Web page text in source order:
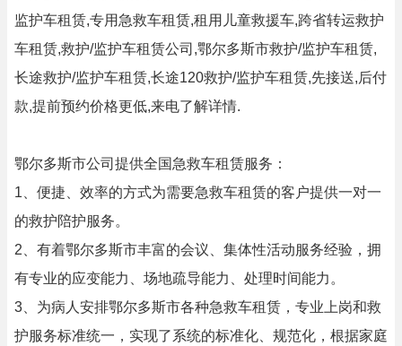
监护车租赁,专用急救车租赁,租用儿童救援车,跨省转运救护
车租赁,救护/监护车租赁公司,鄂尔多斯市救护/监护车租赁,
长途救护/监护车租赁,长途120救护/监护车租赁,先接送,后付
款,提前预约价格更低,来电了解详情.
鄂尔多斯市公司提供全国急救车租赁服务：
1、便捷、效率的方式为需要急救车租赁的客户提供一对一
的救护陪护服务。
2、有着鄂尔多斯市丰富的会议、集体性活动服务经验，拥
有专业的应变能力、场地疏导能力、处理时间能力。
3、为病人安排鄂尔多斯市各种急救车租赁，专业上岗和救
护服务标准统一，实现了系统的标准化、规范化，根据家庭